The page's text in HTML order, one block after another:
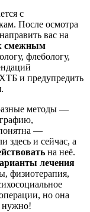
с
После осмотра
вас на
смежным
флебологу,
ХТБ и предупредить
методы —
—
здесь и сейчас, а
на неё.
лечения
физиотерапия,
но она
нужно!